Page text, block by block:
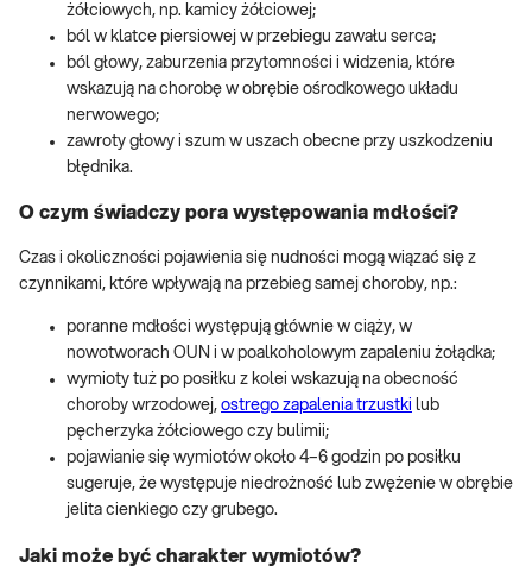
żółciowych, np. kamicy żółciowej;
ból w klatce piersiowej w przebiegu zawału serca;
ból głowy, zaburzenia przytomności i widzenia, które
wskazują na chorobę w obrębie ośrodkowego układu
nerwowego;
zawroty głowy i szum w uszach obecne przy uszkodzeniu
błędnika.
O czym świadczy pora występowania mdłości?
Czas i okoliczności pojawienia się nudności mogą wiązać się z
czynnikami, które wpływają na przebieg samej choroby, np.:
poranne mdłości występują głównie w ciąży, w
nowotworach OUN i w poalkoholowym zapaleniu żołądka;
wymioty tuż po posiłku z kolei wskazują na obecność
choroby wrzodowej, ostrego zapalenia trzustki lub
pęcherzyka żółciowego czy bulimii;
pojawianie się wymiotów około 4–6 godzin po posiłku
sugeruje, że występuje niedrożność lub zwężenie w obrębie
jelita cienkiego czy grubego.
Jaki może być charakter wymiotów?